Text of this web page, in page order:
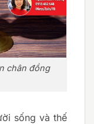
chân đồng
sống và thế